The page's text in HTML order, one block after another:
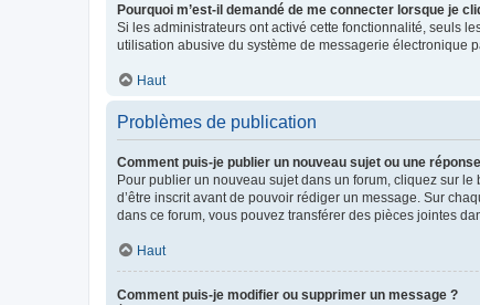
Pourquoi m’est-il demandé de me connecter lorsque je
Si les administrateurs ont activé cette fonctionnalité, seuls
utilisation abusive du système de messagerie électronique
Haut
Problèmes de publication
Comment puis-je publier un nouveau sujet ou une
Pour publier un nouveau sujet dans un forum, cliquez sur
d’être inscrit avant de pouvoir rédiger un message. Sur
dans ce forum, vous pouvez transférer des pièces jointes
Haut
Comment puis-je modifier ou supprimer un message ?